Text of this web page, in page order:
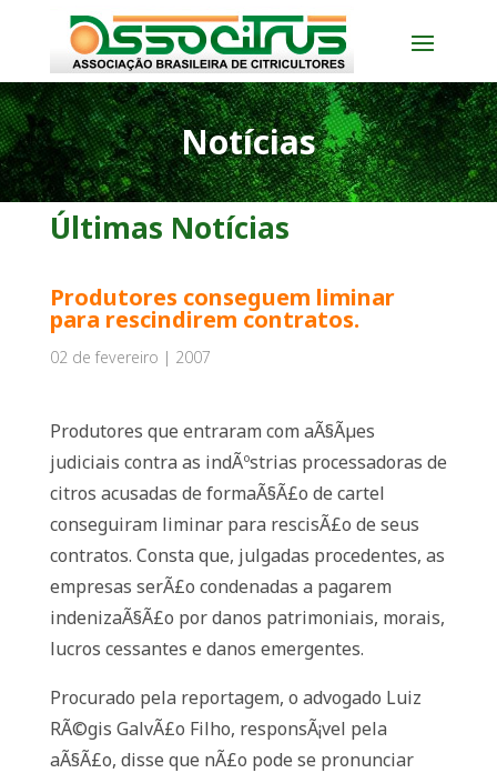
Notícias
Últimas Notícias
Produtores conseguem liminar
para rescindirem contratos.
02 de fevereiro | 2007
Produtores que entraram com aÃ§Ãµes
judiciais contra as indÃºstrias processadoras de
citros acusadas de formaÃ§Ã£o de cartel
conseguiram liminar para rescisÃ£o de seus
contratos. Consta que, julgadas procedentes, as
empresas serÃ£o condenadas a pagarem
indenizaÃ§Ã£o por danos patrimoniais, morais,
lucros cessantes e danos emergentes.
Procurado pela reportagem, o advogado Luiz
RÃ©gis GalvÃ£o Filho, responsÃ¡vel pela
aÃ§Ã£o, disse que nÃ£o pode se pronunciar